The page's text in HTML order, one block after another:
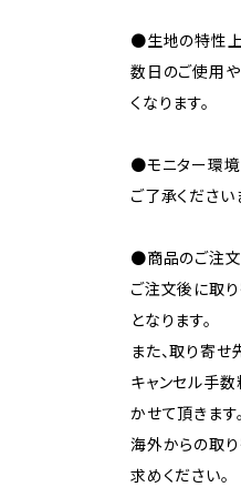
●生地の特性上
数日のご使用
くなります。
●モニター環境
ご了承ください
●商品のご注文
ご注文後に取
となります。
また、取り寄せ
キャンセル手
かせて頂きます。
海外からの取
求めください。